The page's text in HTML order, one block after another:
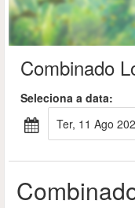
Combinado
Seleciona a data:
Ter, 11 Ago